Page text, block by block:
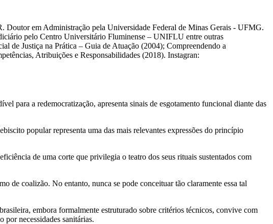
Doutor em Administração pela Universidade Federal de Minas Gerais - UFMG.
pelo Centro Universitário Fluminense – UNIFLU entre outras
de Justiça na Prática – Guia de Atuação (2004); Compreendendo a
Atribuições e Responsabilidades (2018). Instagran:
a redemocratização, apresenta sinais de esgotamento funcional diante das
popular representa uma das mais relevantes expressões do princípio
de uma corte que privilegia o teatro dos seus rituais sustentados com
coalizão. No entanto, nunca se pode conceituar tão claramente essa tal
embora formalmente estruturado sobre critérios técnicos, convive com
por necessidades sanitárias.